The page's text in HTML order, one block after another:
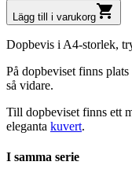
Lägg till i varukorgshopping_cart
Dopbevis i A4-storlek,
På dopbeviset finns
så vidare.
Till dopbeviset finns ett
eleganta kuvert.
I samma serie